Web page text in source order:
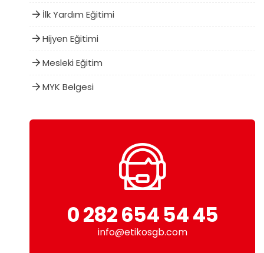
İlk Yardım Eğitimi
Hijyen Eğitimi
Mesleki Eğitim
MYK Belgesi
0 282 654 54 45
info@etikosgb.com